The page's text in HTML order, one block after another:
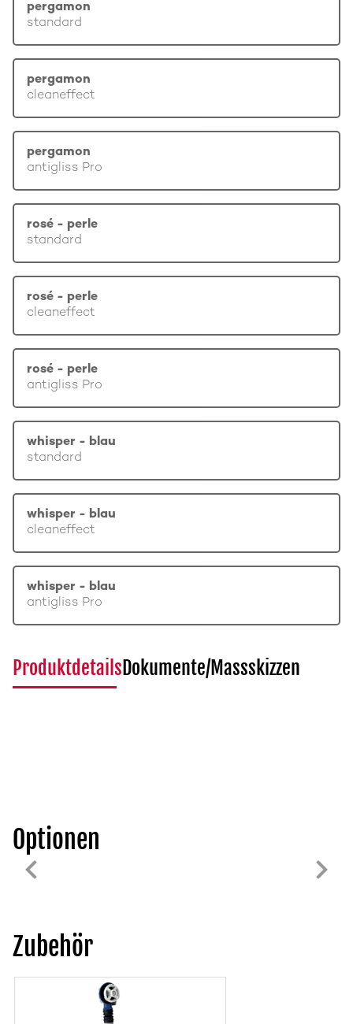
pergamon
standard
pergamon
cleaneffect
pergamon
antigliss Pro
rosé - perle
standard
rosé - perle
cleaneffect
rosé - perle
antigliss Pro
whisper - blau
standard
whisper - blau
cleaneffect
whisper - blau
antigliss Pro
ProduktdetailsDokumente/Massskizzen
Optionen
Zubehör